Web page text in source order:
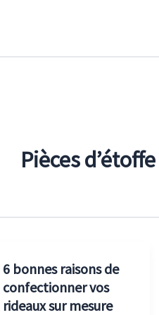
Pièces d’étoffe
6 bonnes raisons de
confectionner vos
rideaux sur mesure